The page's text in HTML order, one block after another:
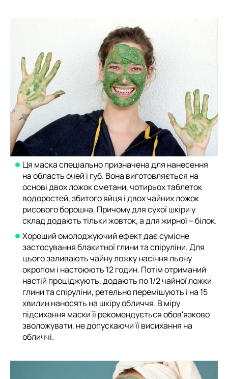
Ця маска спеціально призначена для нанесення
на область очей і губ. Вона виготовляється на
основі двох ложок сметани, чотирьох таблеток
водоростей, збитого яйця і двох чайних ложок
рисового борошна. Причому для сухої шкіри у
склад додають тільки жовток, а для жирної – білок.
Хороший омолоджуючий ефект дає сумісне
застосування блакитної глини та спіруліни. Для
цього заливають чайну ложку насіння льону
окропом і настоюють 12 годин. Потім отриманий
настій проціджують, додають по 1/2 чайної ложки
глини та спіруліни, ретельно перемішують і на 15
хвилин наносять на шкіру обличчя. В міру
підсихання маски її рекомендується обов'язково
зволожувати, не допускаючи її висихання на
обличчі.